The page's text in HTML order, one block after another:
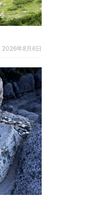
2026年8月6日